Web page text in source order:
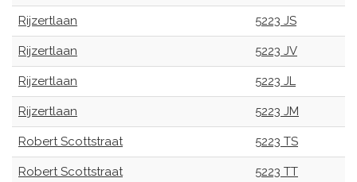
Rijzertlaan 5223 JS
Rijzertlaan 5223 JV
Rijzertlaan 5223 JL
Rijzertlaan 5223 JM
Robert Scottstraat 5223 TS
Robert Scottstraat 5223 TT